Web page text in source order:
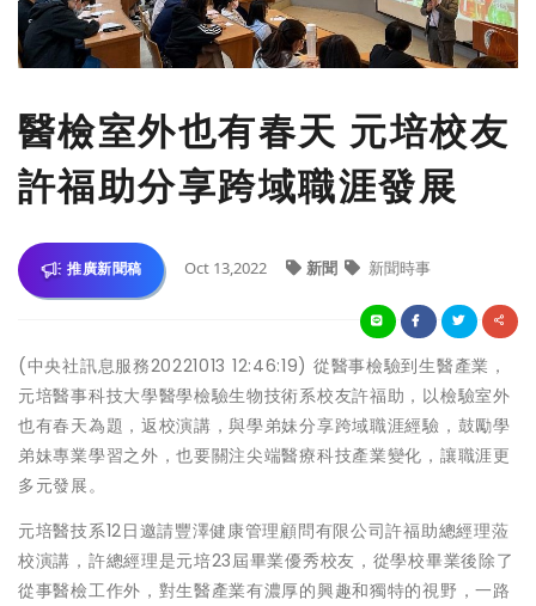
醫檢室外也有春天 元培校友
許福助分享跨域職涯發展
推廣新聞稿 Oct 13,2022 新聞 新聞時事
(中央社訊息服務20221013 12:46:19) 從醫事檢驗到生醫產業，
元培醫事科技大學醫學檢驗生物技術系校友許福助，以檢驗室外
也有春天為題，返校演講，與學弟妹分享跨域職涯經驗，鼓勵學
弟妹專業學習之外，也要關注尖端醫療科技產業變化，讓職涯更
多元發展。
元培醫技系12日邀請豐澤健康管理顧問有限公司許福助總經理蒞
校演講，許總經理是元培23屆畢業優秀校友，從學校畢業後除了
從事醫檢工作外，對生醫產業有濃厚的興趣和獨特的視野，一路